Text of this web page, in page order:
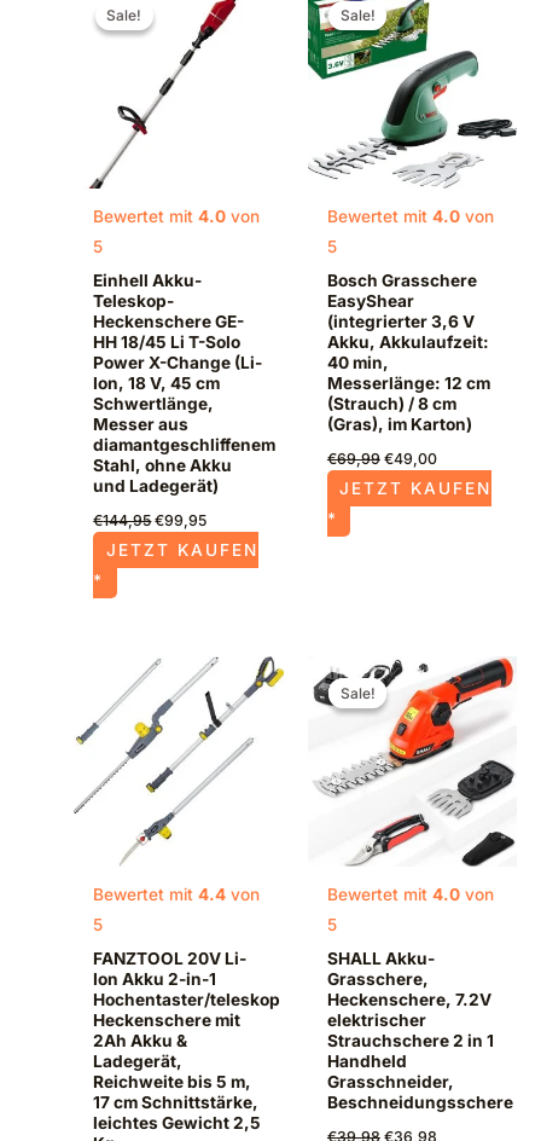
Sale!
Sale!
Bewertet mit4.0 von
5
Einhell Akku-
Teleskop-
Heckenschere GE-
HH 18/45 Li T-Solo
Power X-Change (Li-
Ion, 18 V, 45 cm
Schwertlänge,
Messer aus
diamantgeschliffenem
Stahl, ohne Akku
und Ladegerät)
€144,95
€144,95
€99,95
Preis
ist:
€99,95.
JETZT KAUFEN
*
Sale!
Sale!
Bewertet mit 4.0von
5
Bosch Grasschere
EasyShear
(integrierter 3,6 V
Akku, Akkulaufzeit:
40 min,
Messerlänge: 12 cm
(Strauch) / 8 cm
(Gras), im Karton)
€69,99
Preis
war:
€69,99
€49,00
JETZT KAUFEN
*
Bewertet mit4.4 von
5
FANZTOOL 20V Li-
Ion Akku 2-in-1
Hochentaster/teleskop
Heckenschere mit
2Ah Akku &
Ladegerät,
Reichweite bis 5 m,
17 cm Schnittstärke,
leichtes Gewicht 2,5
Sale!
Sale!
Bewertet mit 4.0von
5
SHALL Akku-
Grasschere,
Heckenschere, 7.2V
elektrischer
Strauchschere 2 in 1
Handheld
Grasschneider,
Beschneidungsschere
€39,98
Ursprünglicher
Preis
war:
€39,98
€36,98
Aktueller
Preis
ist:
€36,98.